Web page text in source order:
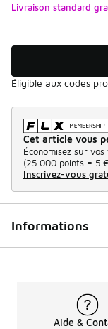
Livraison standard
Éligible aux codes
Cet article vous
Économisez sur
(25 000 points = 5 €
Inscrivez-vous
Informations
Aide &